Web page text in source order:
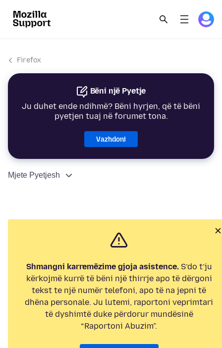
Firefox
Bëni një Pyetje
Ju duhet ende ndihmë? Bëni hyrjen, që të bëni
pyetjen tuaj në forumet tona.
Vazhdoni
Mjete Pyetjesh
Shmangni karremëzime gjoja asistence.S’do t’ju
kërkojmë kurrë të bëni një thirrje apo të dërgoni
tekst te një numër telefoni, apo të na jepni të
dhëna personale. Ju lutemi, raportoni veprimtari
të dyshimtë duke përdorur mundësinë
“Raportoni Abuzim”.